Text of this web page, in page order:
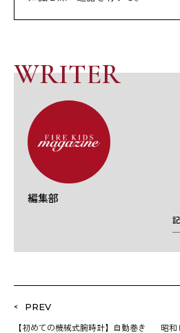
WRITER
編集部
PREV
【初めての機械式腕時計】自動巻き 昭和